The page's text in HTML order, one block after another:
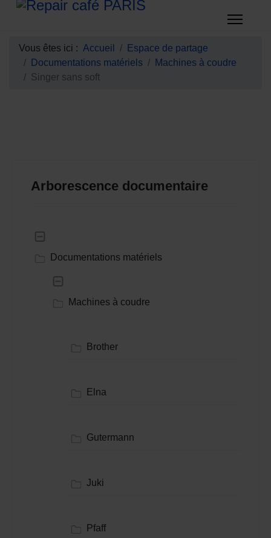
Vous êtes ici : Accueil
Espace de partage
Documentations matériels
Machines à coudre
Singer sans soft
Arborescence documentaire
Documentations matériels
Machines à coudre
Brother
Elna
Gutermann
Juki
Pfaff